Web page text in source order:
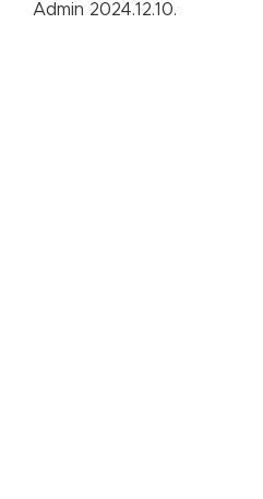
Admin 2024.12.10.